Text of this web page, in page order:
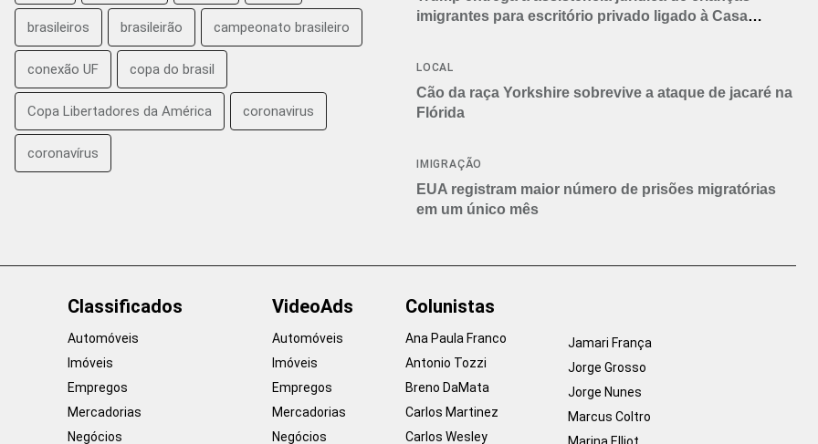
brasileiros brasileirão campeonato brasileiro
conexão UF copa do brasil
Copa Libertadores da América coronavirus
coronavírus
imigrantes para escritório privado ligado à Casa
LOCAL
Cão da raça Yorkshire sobrevive a ataque de jacaré na
Flórida
IMIGRAÇÃO
EUA registram maior número de prisões migratórias
em um único mês
Classificados
Automóveis
Imóveis
Empregos
Mercadorias
Negócios
VideoAds
Automóveis
Imóveis
Empregos
Mercadorias
Negócios
Colunistas
Ana Paula Franco
Antonio Tozzi
Breno DaMata
Carlos Martinez
Carlos Wesley
Jamari França
Jorge Grosso
Jorge Nunes
Marcus Coltro